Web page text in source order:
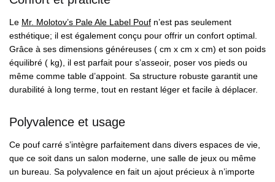
Le Mr. Molotov’s Pale Ale Label Pouf n’est pas seulement
esthétique; il est également conçu pour offrir un confort optimal.
Grâce à ses dimensions généreuses ( cm x cm x cm) et son poids
équilibré ( kg), il est parfait pour s’asseoir, poser vos pieds ou
même comme table d’appoint. Sa structure robuste garantit une
durabilité à long terme, tout en restant léger et facile à déplacer.
Polyvalence et usage
Ce pouf carré s’intègre parfaitement dans divers espaces de vie,
que ce soit dans un salon moderne, une salle de jeux ou même
un bureau. Sa polyvalence en fait un ajout précieux à n’importe